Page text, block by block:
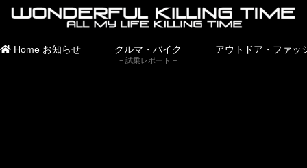
Home お知らせ クルマ・バイク
試乗レポート
アウトドア・ファッ